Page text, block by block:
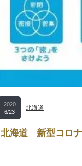
2020
6/23
北海道
北海道 新型コロ